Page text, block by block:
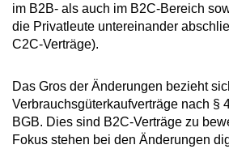
im B2B- als auch im B2C-Bereich
die Privatleute untereinander
C2C-Verträge).
Das Gros der Änderungen bezieht
Verbrauchsgüterkaufverträge nach §
BGB. Dies sind B2C-Verträge zu
Fokus stehen bei den Änderungen